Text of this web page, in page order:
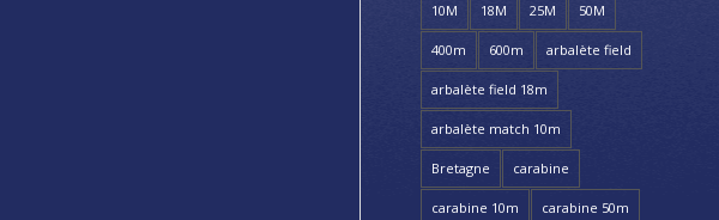
10M 18M 25M 50M
400m 600m arbalète field
arbalète field 18m
arbalète match 10m
Bretagne carabine
carabine 10m carabine 50m